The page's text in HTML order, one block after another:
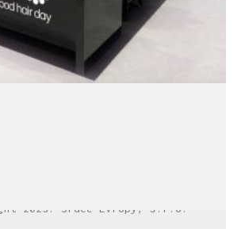
2025. Srdce Evropy, s.r.o.